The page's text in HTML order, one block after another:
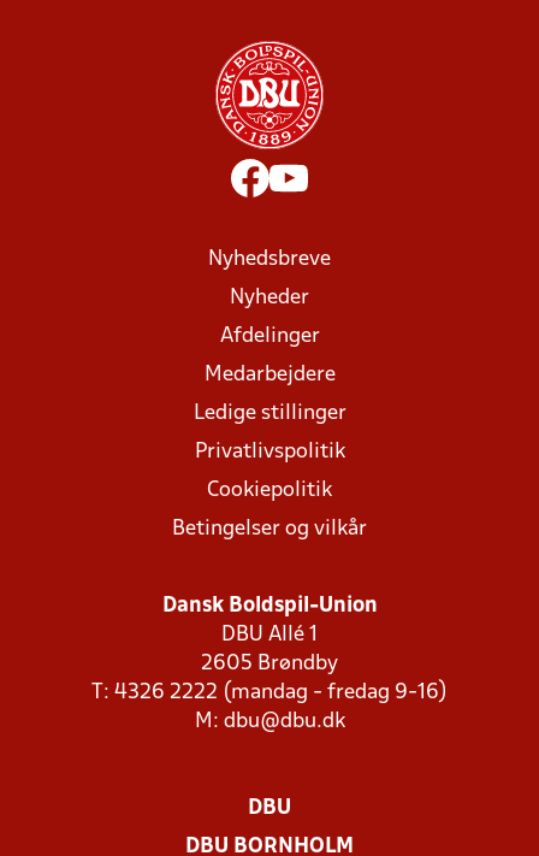
Nyhedsbreve
Nyheder
Afdelinger
Medarbejdere
Ledige stillinger
Privatlivspolitik
Cookiepolitik
Betingelser og vilkår
Dansk Boldspil-Union
DBU Allé 1
2605 Brøndby
T: 4326 2222 (mandag - fredag 9-16)
M: dbu@dbu.dk
DBU
DBU BORNHOLM